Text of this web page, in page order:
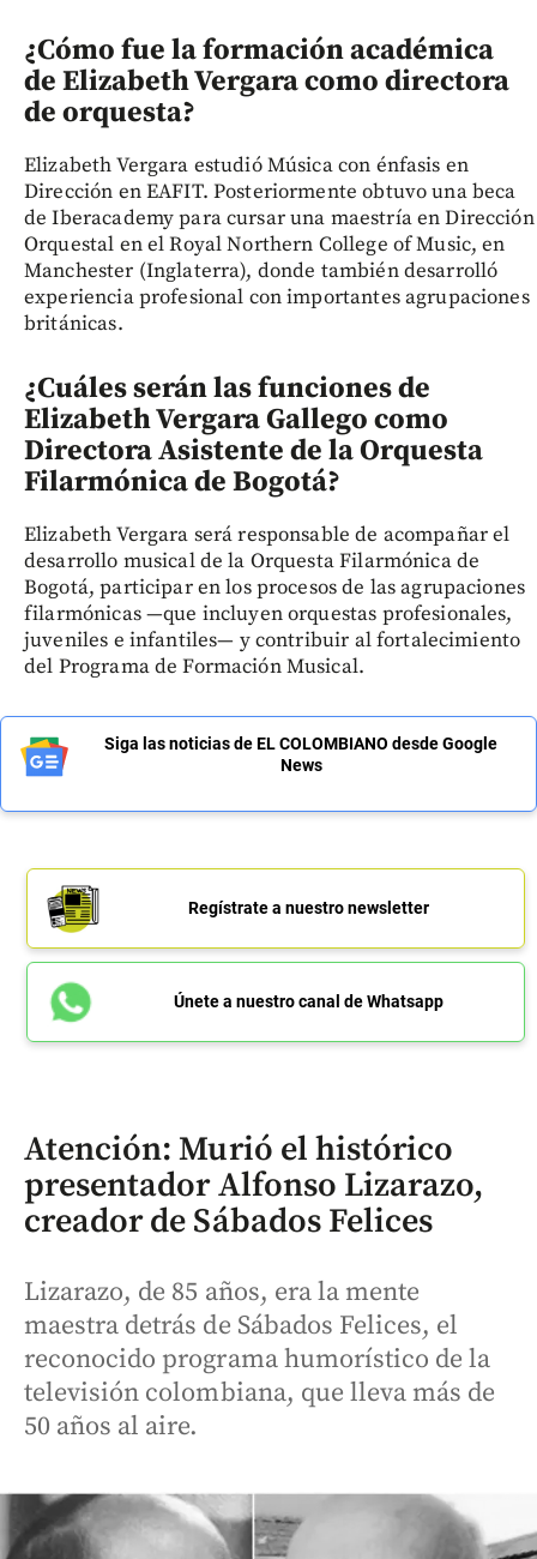
¿Cómo fue la formación académica
de Elizabeth Vergara como directora
de orquesta?
Elizabeth Vergara estudió Música con énfasis en
Dirección en EAFIT. Posteriormente obtuvo una beca
de Iberacademy para cursar una maestría en Dirección
Orquestal en el Royal Northern College of Music, en
Manchester (Inglaterra), donde también desarrolló
experiencia profesional con importantes agrupaciones
británicas.
¿Cuáles serán las funciones de
Elizabeth Vergara Gallego como
Directora Asistente de la Orquesta
Filarmónica de Bogotá?
Elizabeth Vergara será responsable de acompañar el
desarrollo musical de la Orquesta Filarmónica de
Bogotá, participar en los procesos de las agrupaciones
filarmónicas —que incluyen orquestas profesionales,
juveniles e infantiles— y contribuir al fortalecimiento
del Programa de Formación Musical.
Siga las noticias de EL COLOMBIANO desde Google
News
Regístrate a nuestro newsletter
Únete a nuestro canal de Whatsapp
Atención: Murió el histórico
presentador Alfonso Lizarazo,
creador de Sábados Felices
Lizarazo, de 85 años, era la mente
maestra detrás de Sábados Felices, el
reconocido programa humorístico de la
televisión colombiana, que lleva más de
50 años al aire.